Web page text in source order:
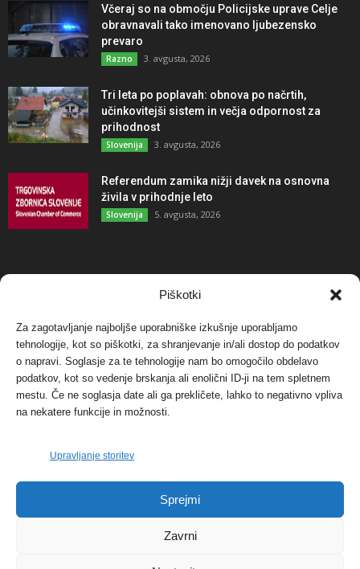
Piškotki
Za zagotavljanje najboljše uporabniške izkušnje uporabljamo
tehnologije, kot so piškotki, za shranjevanje in/ali dostop do podatkov
o napravi. Soglasje za te tehnologije nam bo omogočilo obdelavo
podatkov, kot so vedenje brskanja ali enolični ID-ji na tem spletnem
mestu. Če ne soglasja date ali ga prekličete, lahko to negativno vpliva
na nekatere funkcije in možnosti.
Upravljanje storitev
Sprejmi
Zavrni
Včeraj so na območju Policijske uprave Celje
obravnavali tako imenovano ljubezensko
prevaro
Razno 3. avgusta, 2026
Tri leta po poplavah: obnova po načrtih,
učinkovitejši sistem in večja odpornost za
prihodnost
Slovenija 3. avgusta, 2026
Referendum zamika nižji davek na osnovna
živila v prihodnje leto
Slovenija 5. avgusta, 2026
NAJBOLJ KOMENTIRANO
Protest proti vetrnim elektrarnam na Ojstrici, v
svetu pa vedno bolj...
Dogodki 12. maja, 2017
Tožilstvo v Celovcu v korist elektrarnam
Verbund
FOTO: Razstava cvetličarskega mojstra Andreja
Dogodki 27. novembra, 2017